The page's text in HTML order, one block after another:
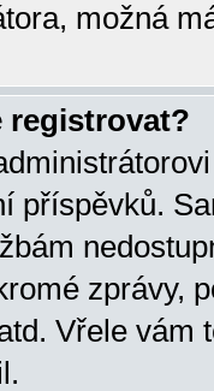
možná
registrovat?
příspěvků.
zprávy,
Vřele vám